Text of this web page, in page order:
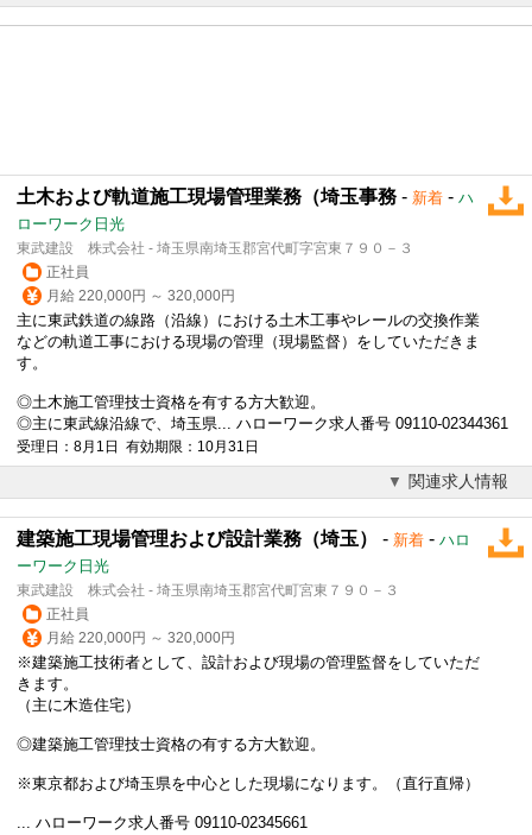
土木および軌道施工現場管理業務（埼玉事務 - 新着 - ハ
ローワーク日光
東武建設 株式会社 - 埼玉県南埼玉郡宮代町字宮東７９０－３
正社員
月給 220,000円 ～ 320,000円
主に東武鉄道の線路（沿線）における土木工事やレールの交換作業
などの軌道工事における現場の管理（現場監督）をしていただきま
す。
◎土木施工管理技士資格を有する方大歓迎。
◎主に東武線沿線で、埼玉県... ハローワーク求人番号 09110-02344361
受理日：8月1日 有効期限：10月31日
関連求人情報
建築施工現場管理および設計業務（埼玉） - 新着 - ハロ
ーワーク日光
東武建設 株式会社 - 埼玉県南埼玉郡宮代町宮東７９０－３
正社員
月給 220,000円 ～ 320,000円
※建築施工技術者として、設計および現場の管理監督をしていただ
きます。
（主に木造住宅）
◎建築施工管理技士資格の有する方大歓迎。
※東京都および埼玉県を中心とした現場になります。（直行直帰）
... ハローワーク求人番号 09110-02345661